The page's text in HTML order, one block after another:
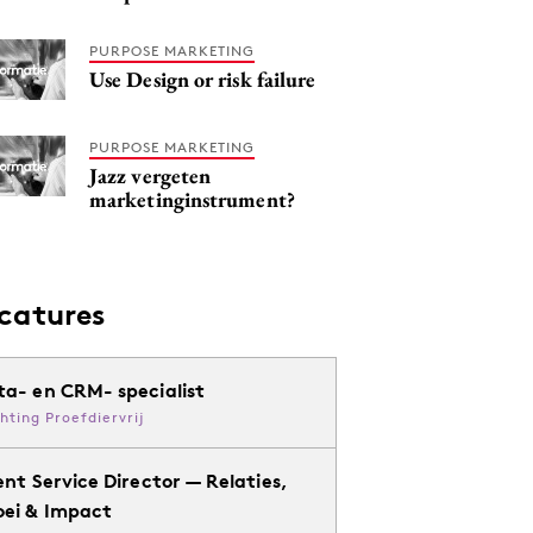
PURPOSE MARKETING
Use Design or risk failure
PURPOSE MARKETING
Jazz vergeten
marketinginstrument?
en CRM- specialist
Proefdiervrij
Service Director — Relaties,
& Impact